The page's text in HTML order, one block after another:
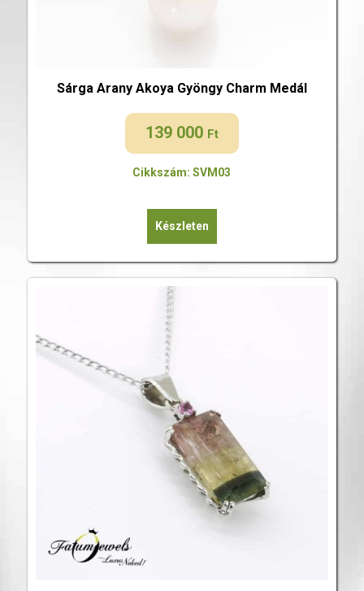
Sárga Arany Akoya Gyöngy Charm Medál
139 000 Ft
Cikkszám: SVM03
Készleten